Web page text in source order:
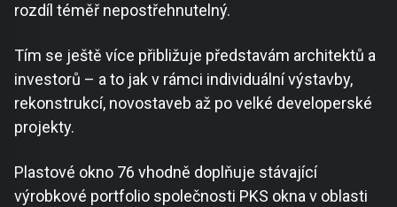
rozdíl téměř nepostřehnutelný.
Tím se ještě více přibližuje představám architektů a
investorů – a to jak v rámci individuální výstavby,
rekonstrukcí, novostaveb až po velké developerské
projekty.
Plastové okno 76 vhodně doplňuje stávající
výrobkové portfolio společnosti PKS okna v oblasti